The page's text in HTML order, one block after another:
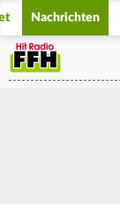
Nachrichten